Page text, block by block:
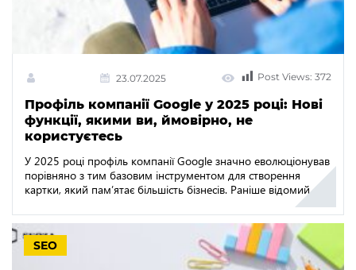
23.07.2025 Post Views: 372
Профіль компанії Google у 2025 році: Нові
функції, якими ви, ймовірно, не
користуєтесь
У 2025 році профіль компанії Google значно еволюціонував
порівняно з тим базовим інструментом для створення
картки, який пам’ятає більшість бізнесів. Раніше відомий
як Google My Business, він перетворився на динамічну
платформу, яка дозволяє брендам створювати насичені,
інтерактивні бізнес-профілі у Google — з потужними
інструментами для покращення видимості, взаємодії та
позицій у локальному пошуку. Однак, попри широку
SEO